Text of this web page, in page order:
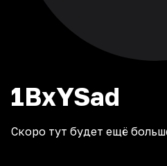
1BxYSad
Скоро тут будет ещё